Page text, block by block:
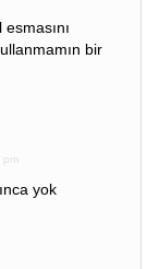
bir
pm
yok